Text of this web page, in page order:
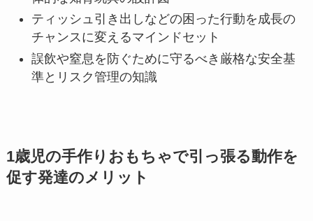
ティッシュ引き出しなどの困った行動を成長の
チャンスに変えるマインドセット
誤飲や窒息を防ぐために守るべき厳格な安全基
準とリスク管理の知識
1歳児の手作りおもちゃで引っ張る動作を
促す発達のメリット